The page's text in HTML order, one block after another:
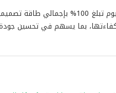
بما يسهم في تحسين جودة